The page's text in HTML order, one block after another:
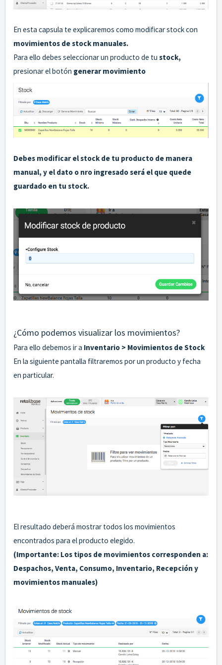
En esta capsula te explicaremos como modificar stock con
movimientos de stock manuales.
Para ello debes seleccionar un producto de tu stock,
presionar el botón generar movimiento
Debes modificar el stock de tu producto de manera
manual, y el dato o nro ingresado será el que quede
guardado en tu stock.
¿Cómo podemos visualizar los movimientos?
Para ello debemos ir a Inventario > Movimientos de Stock
En la siguiente pantalla filtraremos por un producto y fecha
en particular.
El resultado deberá mostrar todos los movimientos
encontrados para el producto elegido.
(Importante: Los tipos de movimientos corresponden a:
Despachos, Venta, Consumo, Inventario, Recepción y
movimientos manuales)